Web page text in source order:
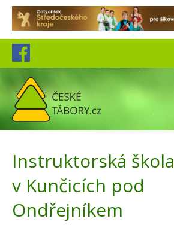
Instruktorská škola
v Kunčicích pod
Ondřejníkem